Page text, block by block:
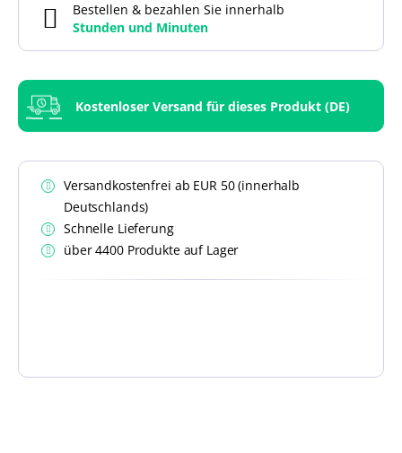
Bestellen & bezahlen Sie innerhalb
Stunden und Minuten
Kostenloser Versand für dieses Produkt (DE)
Versandkostenfrei ab EUR 50 (innerhalb
Deutschlands)
Schnelle Lieferung
über 4400 Produkte auf Lager